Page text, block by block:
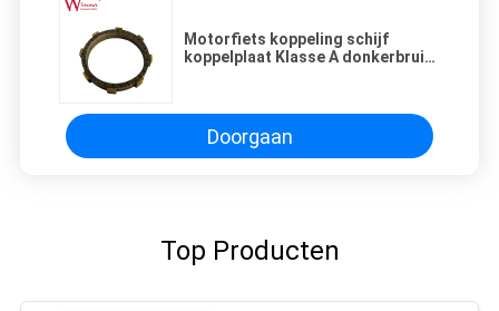
Motorfiets koppeling schijf
koppelplaat Klasse A donkerbruin
Doorgaan
Top Producten